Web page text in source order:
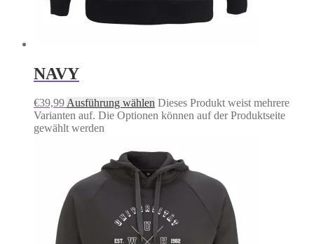
NAVY
€39,99Ausführung wählen Dieses Produkt weist mehrere
Varianten auf. Die Optionen können auf der Produktseite
gewählt werden